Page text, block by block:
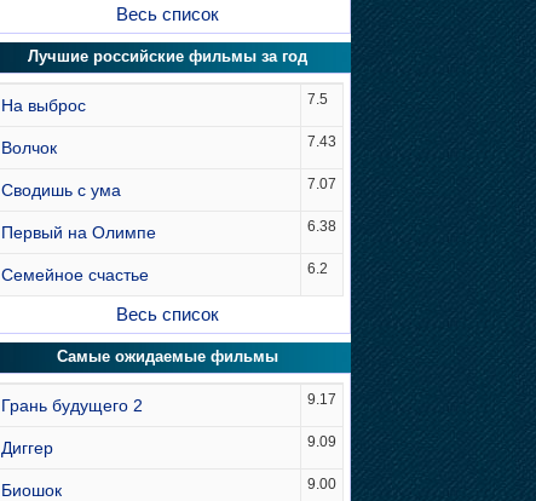
Весь список
Лучшие российские фильмы за год
На выброс 7.5
Волчок 7.43
Сводишь с ума 7.07
Первый на Олимпе 6.38
Семейное счастье 6.2
Весь список
Самые ожидаемые фильмы
Грань будущего 2 9.17
Диггер 9.09
Биошок 9.00